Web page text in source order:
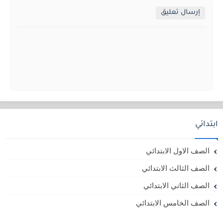
إرسال تعليق
ابتدائي
الصف الاول الابتدائي
الصف الثالث الابتدائي
الصف الثاني الابتدائي
الصف الخامس الابتدائي